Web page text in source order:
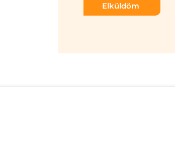
Elküldöm